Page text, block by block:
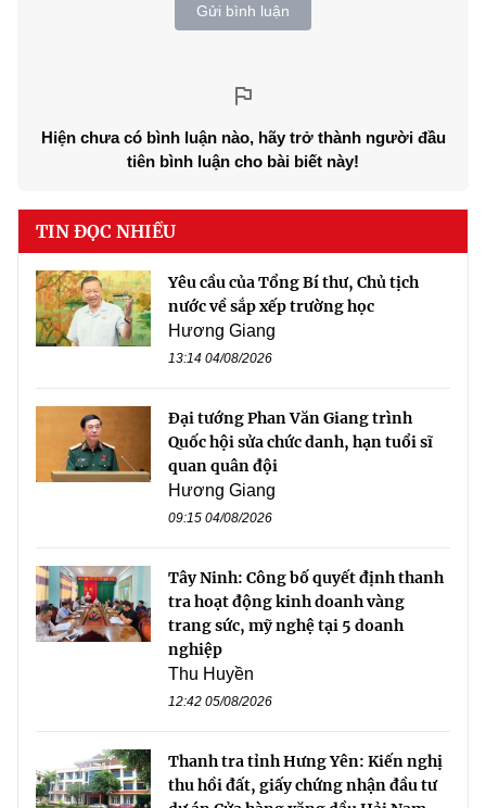
Gửi bình luận
Hiện chưa có bình luận nào, hãy trở thành người đầu
tiên bình luận cho bài biết này!
TIN ĐỌC NHIỀU
Yêu cầu của Tổng Bí thư, Chủ tịch
nước về sắp xếp trường học
Hương Giang
13:14 04/08/2026
Đại tướng Phan Văn Giang trình
Quốc hội sửa chức danh, hạn tuổi sĩ
quan quân đội
Hương Giang
09:15 04/08/2026
Tây Ninh: Công bố quyết định thanh
tra hoạt động kinh doanh vàng
trang sức, mỹ nghệ tại 5 doanh
nghiệp
Thu Huyền
12:42 05/08/2026
Thanh tra tỉnh Hưng Yên: Kiến nghị
thu hồi đất, giấy chứng nhận đầu tư